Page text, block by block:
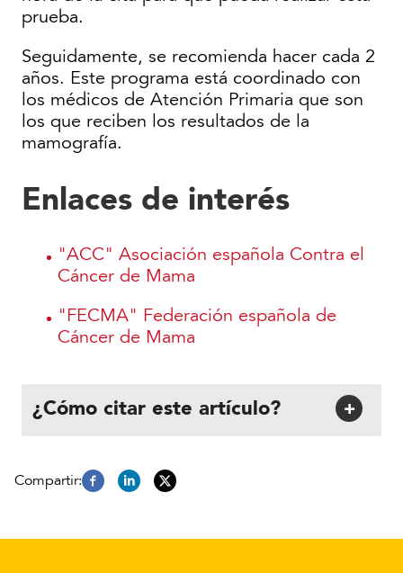
prueba.
Seguidamente, se recomienda hacer cada 2
años. Este programa está coordinado con
los médicos de Atención Primaria que son
los que reciben los resultados de la
mamografía.
Enlaces de interés
"ACC" Asociación española Contra el
Cáncer de Mama
"FECMA" Federación española de
Cáncer de Mama
¿Cómo citar este artículo? +